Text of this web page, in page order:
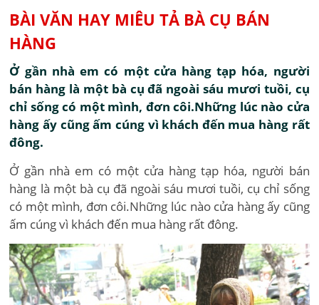
BÀI VĂN HAY MIÊU TẢ BÀ CỤ BÁN
HÀNG
Ở gần nhà em có một cửa hàng tạp hóa, người
bán hàng là một bà cụ đã ngoài sáu mươi tuồi, cụ
chỉ sống có một mình, đơn côi.Những lúc nào cửa
hàng ấy cũng ấm cúng vì khách đến mua hàng rất
đông.
Ở gần nhà em có một cửa hàng tạp hóa, người bán
hàng là một bà cụ đã ngoài sáu mươi tuồi, cụ chỉ sống
có một mình, đơn côi.Những lúc nào cửa hàng ấy cũng
ấm cúng vì khách đến mua hàng rất đông.